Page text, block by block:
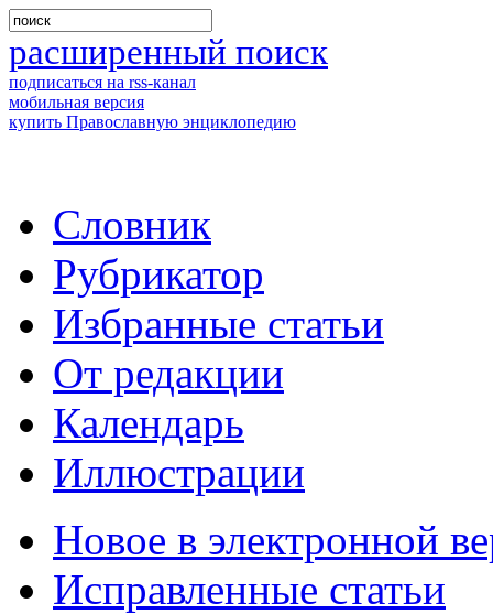
расширенный поиск
подписаться на rss-канал
мобильная версия
купить Православную энциклопедию
Словник
Рубрикатор
Избранные статьи
От редакции
Календарь
Иллюстрации
Новое в электронной
Исправленные статьи